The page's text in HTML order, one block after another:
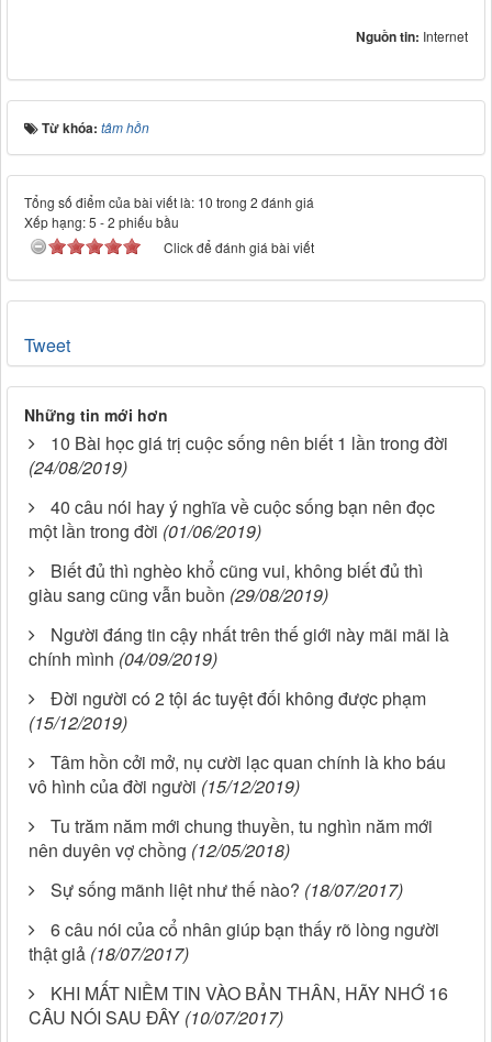
Nguồn tin: Internet
Từ khóa: tâm hồn
Tổng số điểm của bài viết là: 10 trong 2 đánh giá
Xếp hạng:5 -2 phiếu bầu
Click để đánh giá bài viết
Tweet
Những tin mới hơn
10 Bài học giá trị cuộc sống nên biết 1 lần trong đời
(24/08/2019)
40 câu nói hay ý nghĩa về cuộc sống bạn nên đọc
một lần trong đời (01/06/2019)
Biết đủ thì nghèo khổ cũng vui, không biết đủ thì
giàu sang cũng vẫn buồn (29/08/2019)
Người đáng tin cậy nhất trên thế giới này mãi mãi là
chính mình (04/09/2019)
Đời người có 2 tội ác tuyệt đối không được phạm
(15/12/2019)
Tâm hồn cởi mở, nụ cười lạc quan chính là kho báu
vô hình của đời người (15/12/2019)
Tu trăm năm mới chung thuyền, tu nghìn năm mới
nên duyên vợ chồng (12/05/2018)
Sự sống mãnh liệt như thế nào? (18/07/2017)
6 câu nói của cổ nhân giúp bạn thấy rõ lòng người
thật giả (18/07/2017)
KHI MẤT NIỀM TIN VÀO BẢN THÂN, HÃY NHỚ 16
CÂU NÓI SAU ĐÂY (10/07/2017)